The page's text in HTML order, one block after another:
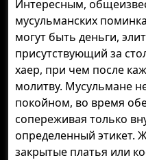
Интересным,
мусульманских
могут быть деньги,
присутствующий за
хаер, при чем после
молитву. Мусульмане
покойном, во время
сопереживая только
определенный
закрытые платья или